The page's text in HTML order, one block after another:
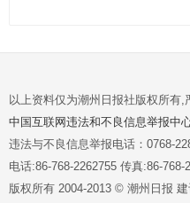
以上资料仅为潮州日报社版权所有
中国互联网违法和不良信息举报中
违法与不良信息举报电话：0768-
电话:86-768-2262755 传真:86-
版权所有 2004-2013 © 潮州日报